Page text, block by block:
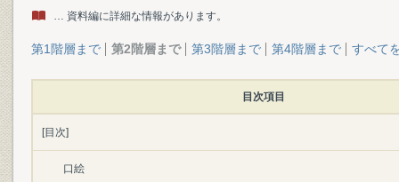
… 資料編に詳細な情報があります。
第1階層まで 第2階層まで 第3階層まで 第4階層まで すべて
目次項目
[目次]
口絵